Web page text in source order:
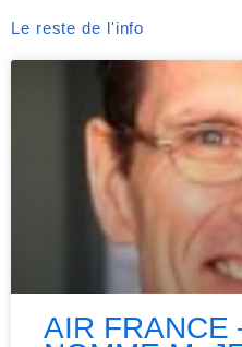
Le reste de l'info
AIR FRANCE